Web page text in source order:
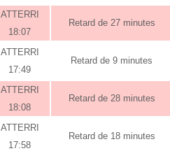
ATTERRI
18:07
Retard de 27 minutes
ATTERRI
17:49
Retard de 9 minutes
ATTERRI
18:08
Retard de 28 minutes
ATTERRI
17:58
Retard de 18 minutes